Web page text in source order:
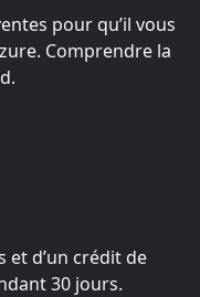
pour qu’il vous
Comprendre la
et d’un crédit de
30 jours.